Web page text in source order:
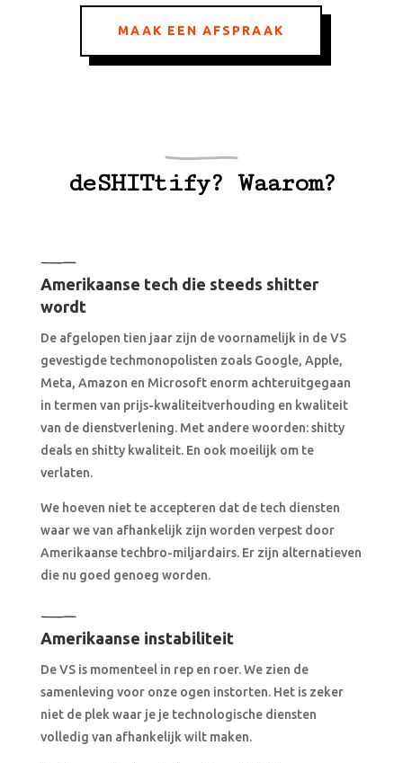
MAAK EEN AFSPRAAK
deSHITtify? Waarom?
Amerikaanse tech die steeds shitter
wordt
De afgelopen tien jaar zijn de voornamelijk in de VS
gevestigde techmonopolisten zoals Google, Apple,
Meta, Amazon en Microsoft enorm achteruitgegaan
in termen van prijs-kwaliteitverhouding en kwaliteit
van de dienstverlening. Met andere woorden: shitty
deals en shitty kwaliteit. En ook moeilijk om te
verlaten.
We hoeven niet te accepteren dat de tech diensten
waar we van afhankelijk zijn worden verpest door
Amerikaanse techbro-miljardairs. Er zijn alternatieven
die nu goed genoeg worden.
Amerikaanse instabiliteit
De VS is momenteel in rep en roer. We zien de
samenleving voor onze ogen instorten. Het is zeker
niet de plek waar je je technologische diensten
volledig van afhankelijk wilt maken.